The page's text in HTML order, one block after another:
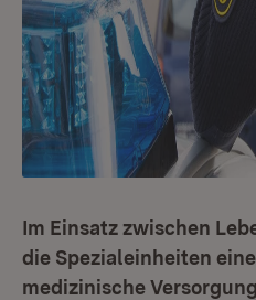
Im Einsatz zwischen
die Spezialeinheiten
medizinische